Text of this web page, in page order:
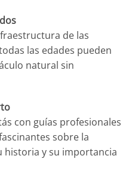
de las
las edades pueden
natural sin
con guías profesionales
sobre la
historia y su importancia